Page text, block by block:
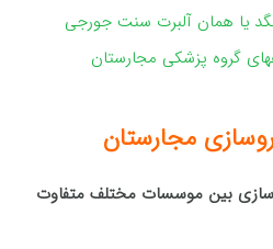
یا همان آلبرت سنت جورجی
گروه پزشکی مجارستان
مجارستان
بین موسسات مختلف متفاوت